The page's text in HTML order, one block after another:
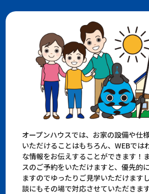
オープンハウスでは、お家の設備や仕
いただけることはもちろん、WEBでは
な情報をお伝えすることができます！
スのご予約をいただけますと、優先的
ますのでゆったりご見学いただけます
談にもその場で対応させていただきます